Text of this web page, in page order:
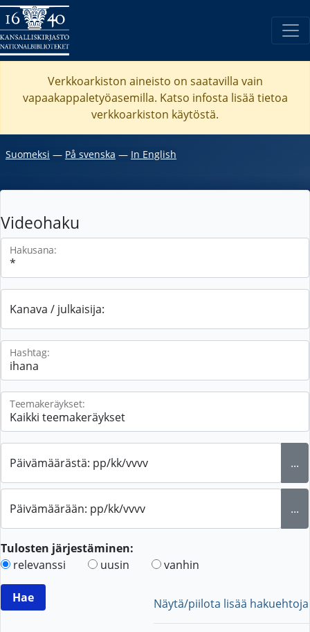
Verkkoarkiston aineisto on saatavilla vain
vapaakappaletyöasemilla. Katso infosta lisää tietoa
verkkoarkiston käytöstä.
Suomeksi ― På svenska ― In English
Videohaku
Hakusana:
Kanava / julkaisija:
Hashtag:
Teemakeräykset:
Päivämäärästä: pp/kk/vvvv ...
Päivämäärään: pp/kk/vvvv ...
Tulosten järjestäminen:
relevanssi
uusin vanhin
Näytä/piilota lisää hakuehtoja